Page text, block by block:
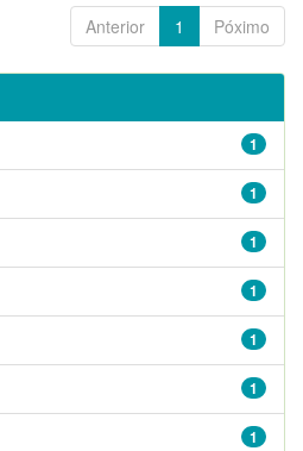
Anterior 1 Póximo
1
1
1
1
1
1
1